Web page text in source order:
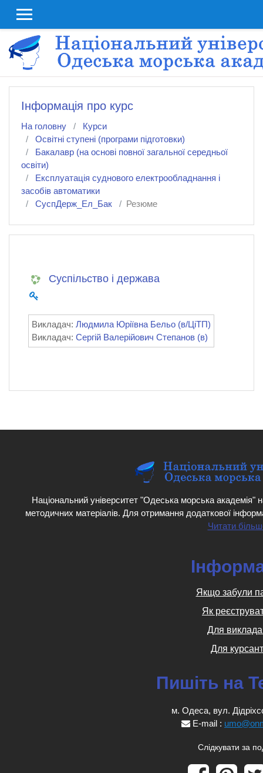
Інформація про курс
На головну
Курси
Освітні ступені (програми підготовки)
Бакалавр (на основі повної загальної середньої
освіти)
Експлуатація суднового електрообладнання і
засобів автоматики
СуспДерж_Ел_Бак
Резюме
Суспільство і держава
Викладач: Людмила Юріївна Бельо (в/ЦіТП)
Викладач: Сергій Валерійович Степанов (в)
Національний університет "Одеська морська академія"
методичних матеріалів. Для отримання додаткової
Читати
Якщо забули
Як
Для
Для
Пишіть на
м. Одеса, вул.
E-mail :
Слідкувати за